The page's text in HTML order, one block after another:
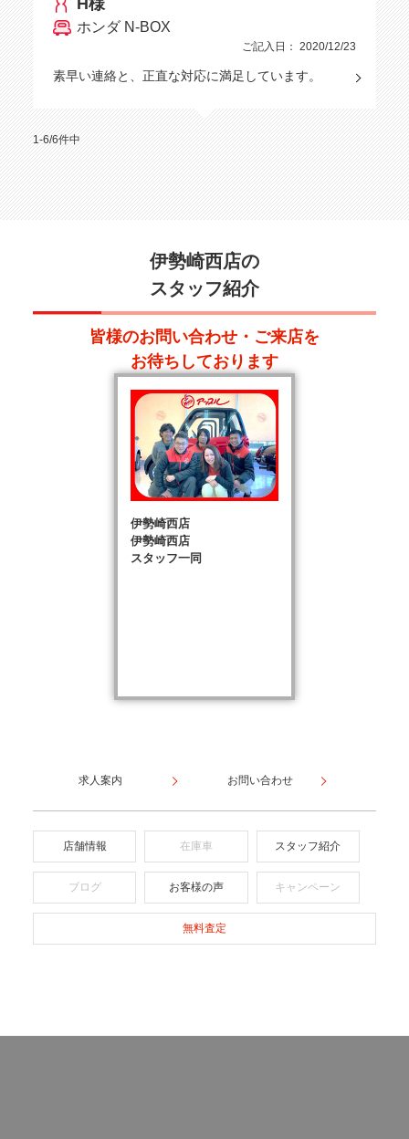
H様
ホンダ N-BOX
ご記入日： 2020/12/23
素早い連絡と、正直な対応に満足しています。
1-6/6件中
伊勢崎西店の
スタッフ紹介
皆様のお問い合わせ・ご来店を
お待ちしております
伊勢崎西店
伊勢崎西店
スタッフ一同
求人案内 お問い合わせ
店舗情報 在庫車 スタッフ紹介
ブログ お客様の声 キャンペーン
無料査定